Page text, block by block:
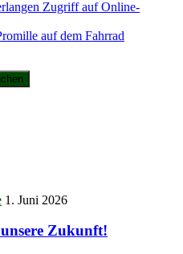
Zugriff auf Online-
auf dem Fahrrad
1. Juni 2026
Zukunft!